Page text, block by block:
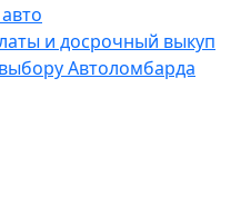
и досрочный выкуп
Автоломбарда